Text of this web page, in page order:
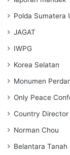
Polda Sumatera
JAGAT
IWPG
Korea Selatan
Monumen
Only Peace
Country Director
Norman Chou
Belantara Tanah